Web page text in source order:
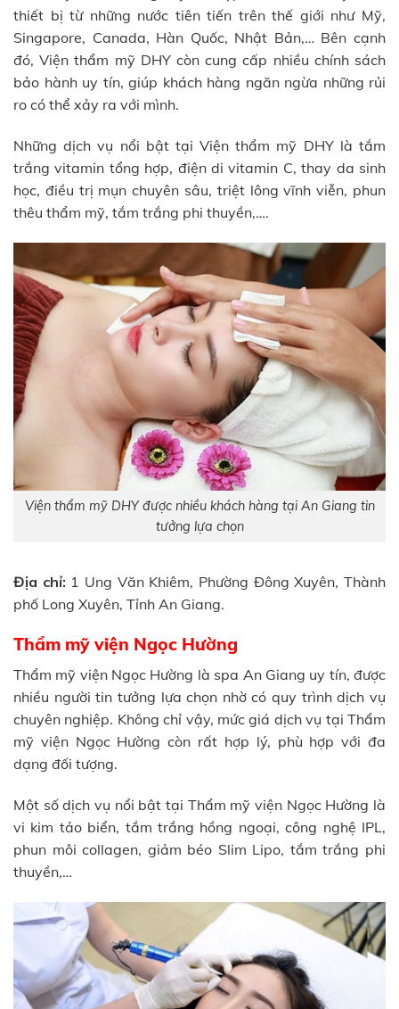
thiết bị từ những nước tiên tiến trên thế giới như Mỹ,
Singapore, Canada, Hàn Quốc, Nhật Bản,… Bên cạnh
đó, Viện thẩm mỹ DHY còn cung cấp nhiều chính sách
bảo hành uy tín, giúp khách hàng ngăn ngừa những rủi
ro có thể xảy ra với mình.
Những dịch vụ nổi bật tại Viện thẩm mỹ DHY là tắm
trắng vitamin tổng hợp, điện di vitamin C, thay da sinh
học, điều trị mụn chuyên sâu, triệt lông vĩnh viễn, phun
thêu thẩm mỹ, tắm trắng phi thuyền,….
Viện thẩm mỹ DHY được nhiều khách hàng tại An Giang tin
tưởng lựa chọn
Địa chỉ: 1 Ung Văn Khiêm, Phường Đông Xuyên, Thành
phố Long Xuyên, Tỉnh An Giang.
Thẩm mỹ viện Ngọc Hường
Thẩm mỹ viện Ngọc Hường là spa An Giang uy tín, được
nhiều người tin tưởng lựa chọn nhờ có quy trình dịch vụ
chuyên nghiệp. Không chỉ vậy, mức giá dịch vụ tại Thẩm
mỹ viện Ngọc Hường còn rất hợp lý, phù hợp với đa
dạng đối tượng.
Một số dịch vụ nổi bật tại Thẩm mỹ viện Ngọc Hường là
vi kim tảo biển, tắm trắng hồng ngoại, công nghệ IPL,
phun môi collagen, giảm béo Slim Lipo, tắm trắng phi
thuyền,…